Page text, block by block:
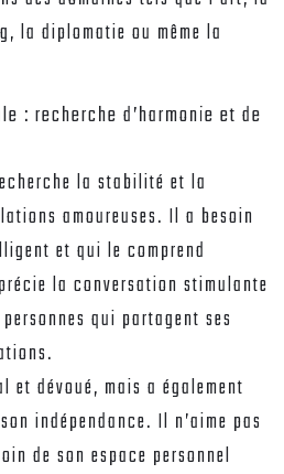
la diplomatie ou même la
: recherche d’harmonie et de
la stabilité et la
amoureuses. Il a besoin
et qui le comprend
la conversation stimulante
qui partagent ses
et dévoué, mais a également
indépendance. Il n’aime pas
de son espace personnel